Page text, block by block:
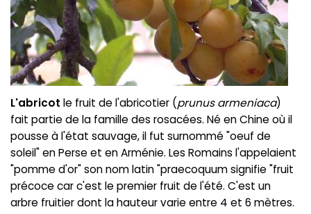
L'abricot le fruit de l'abricotier (prunus armeniaca)
fait partie de la famille des rosacées. Né en Chine où il
pousse à l'état sauvage, il fut surnommé "oeuf de
soleil" en Perse et en Arménie. Les Romains l'appelaient
"pomme d'or" son nom latin "praecoquum signifie "fruit
précoce car c'est le premier fruit de l'été. C'est un
arbre fruitier dont la hauteur varie entre 4 et 6 mètres.